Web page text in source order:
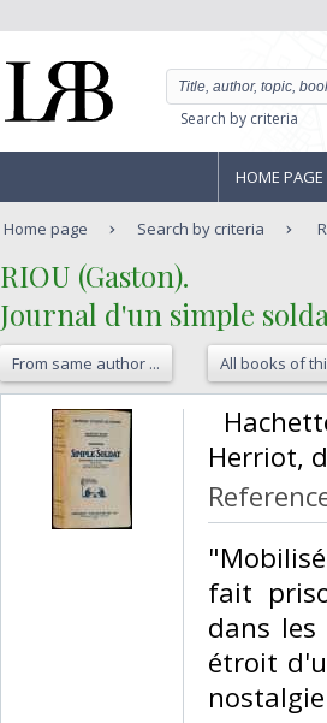
Search by criteria
HOME PAGE
Home page Search by criteria
‎RIOU (Gaston).‎
‎Journal d'un simple
From same author ... All books of
Herriot,
fait
dans les
étroit